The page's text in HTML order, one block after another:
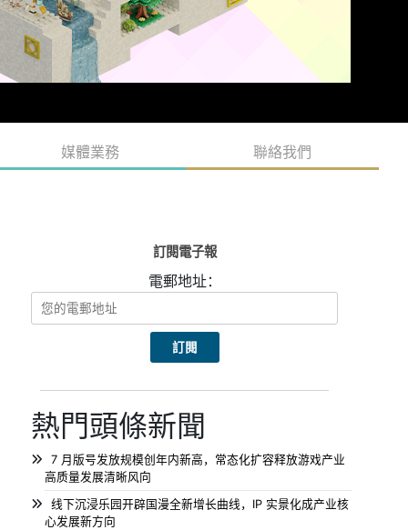
媒體業務 聯絡我們
訂閱電子報
電郵地址：
熱門頭條新聞
7 月版号发放规模创年内新高，常态化扩容释放游戏产业
高质量发展清晰风向
线下沉浸乐园开辟国漫全新增长曲线，IP 实景化成产业核
心发展新方向